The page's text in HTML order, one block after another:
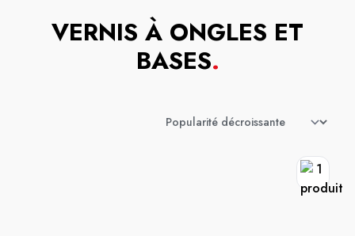
VERNIS À ONGLES ET
BASES.